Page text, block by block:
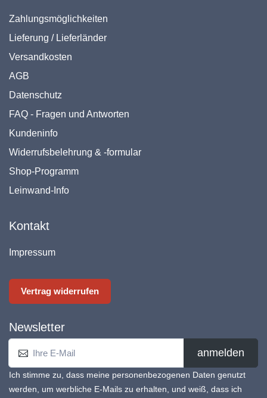
Zahlungsmöglichkeiten
Lieferung / Lieferländer
Versandkosten
AGB
Datenschutz
FAQ - Fragen und Antworten
Kundeninfo
Widerrufsbelehrung & -formular
Shop-Programm
Leinwand-Info
Kontakt
Impressum
Vertrag widerrufen
Newsletter
anmelden
Ich stimme zu, dass meine personenbezogenen Daten genutzt
werden, um werbliche E-Mails zu erhalten, und weiß, dass ich